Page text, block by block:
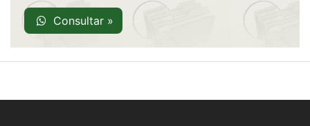
Consultar »